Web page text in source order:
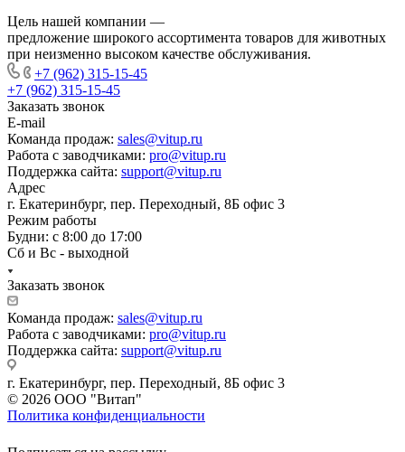
Цель нашей компании —
предложение широкого ассортимента товаров для животных
при неизменно высоком качестве обслуживания.
+7 (962) 315-15-45
+7 (962) 315-15-45
Заказать звонок
E-mail
Команда продаж: sales@vitup.ru
Работа с заводчиками: pro@vitup.ru
Поддержка сайта: support@vitup.ru
Адрес
г. Екатеринбург, пер. Переходный, 8Б офис 3
Режим работы
Будни: с 8:00 до 17:00
Сб и Вс - выходной
Заказать звонок
Команда продаж: sales@vitup.ru
Работа с заводчиками: pro@vitup.ru
Поддержка сайта: support@vitup.ru
г. Екатеринбург, пер. Переходный, 8Б офис 3
© 2026 ООО "Витап"
Политика конфиденциальности